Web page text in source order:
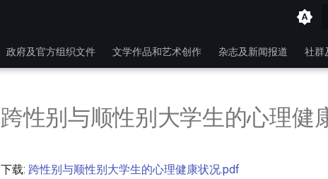
政府及官方组织文件 文学作品和艺术创作 杂志及新闻报道 社群
跨性别与顺性别大学生的心理健
下载: 跨性别与顺性别大学生的心理健康状况.pdf